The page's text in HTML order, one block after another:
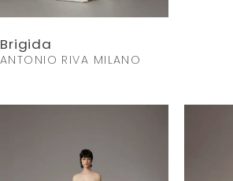
Brigida
ANTONIO RIVA MILANO